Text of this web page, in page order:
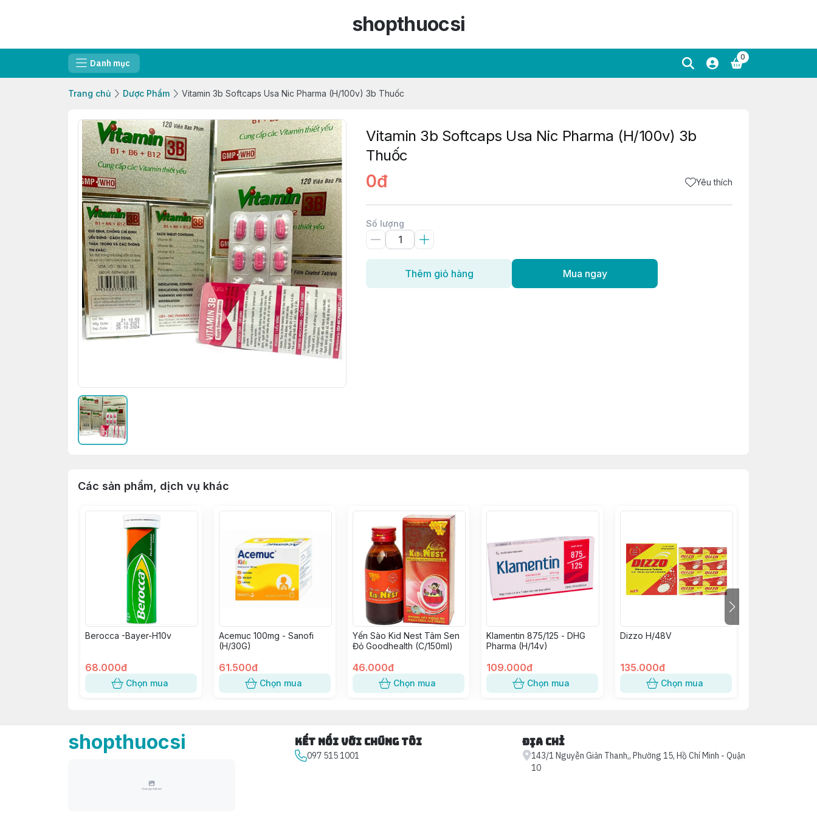
shopthuocsi
Danh mục
0
Trang chủ Dược Phẩm Vitamin 3b Softcaps Usa Nic Pharma (H/100v) 3b Thuốc
Vitamin 3b Softcaps Usa Nic Pharma (H/100v) 3b
Thuốc
0đ Yêu thích
Số lượng
Thêm giỏ hàng Mua ngay
Các sản phẩm, dịch vụ khác
Berocca -Bayer-H10v
68.000đ
Chọn mua
Acemuc 100mg - Sanofi
(H/30G)
61.500đ
Chọn mua
Yến Sào Kid Nest Tâm Sen
Đỏ Goodhealth (C/150ml)
46.000đ
Chọn mua
Klamentin 875/125 - DHG
Pharma (H/14v)
109.000đ
Chọn mua
Dizzo H/48V
135.000đ
Chọn mua
shopthuocsi Kết nối với chúng tôi
097 515 1001
Địa chỉ
143/1 Nguyễn Giản Thanh,, Phường 15, Hồ Chí Minh - Quận
10